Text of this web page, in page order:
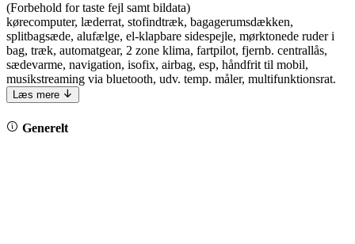
(Forbehold for taste fejl samt bildata)
kørecomputer, læderrat, stofindtræk, bagagerumsdækken,
splitbagsæde, alufælge, el-klapbare sidespejle, mørktonede ruder i
bag, træk, automatgear, 2 zone klima, fartpilot, fjernb. centrallås,
sædevarme, navigation, isofix, airbag, esp, håndfrit til mobil,
musikstreaming via bluetooth, udv. temp. måler, multifunktionsrat.
Læs mere
Generelt